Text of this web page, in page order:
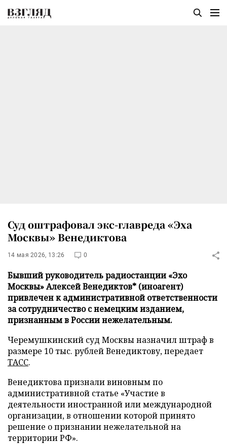
Суд оштрафовал экс-главреда «Эха
Москвы» Венедиктова
14 мая 2026, 13:26 0
Бывший руководитель радиостанции «Эхо
Москвы» Алексей Венедиктов* (иноагент)
привлечен к административной ответственности
за сотрудничество с немецким изданием,
признанным в России нежелательным.
Черемушкинский суд Москвы назначил штраф в
размере 10 тыс. рублей Венедиктову, передает
ТАСС.
Венедиктова признали виновным по
административной статье «Участие в
деятельности иностранной или международной
организации, в отношении которой принято
решение о признании нежелательной на
территории РФ».